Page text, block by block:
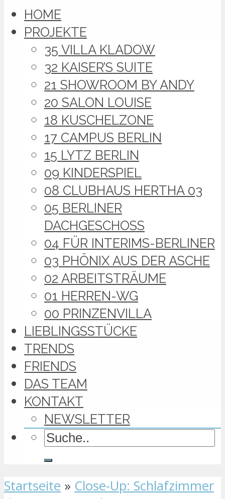
HOME
PROJEKTE
35 VILLA KLADOW
32 KAISER’S SUITE
21 SHOWROOM BY ANDY
20 SALON LOUISE
18 KUSCHELZONE
17 CAMPUS BERLIN
15 LYTZ BERLIN
09 KINDERSPIEL
08 CLUBHAUS HERTHA 03
05 BERLINER
DACHGESCHOSS
04 FÜR INTERIMS-BERLINER
03 PHÖNIX AUS DER ASCHE
02 ARBEITSTRÄUME
01 HERREN-WG
00 PRINZENVILLA
LIEBLINGSSTÜCKE
TRENDS
FRIENDS
DAS TEAM
KONTAKT
NEWSLETTER
Startseite » Close-Up: Schlafzimmer